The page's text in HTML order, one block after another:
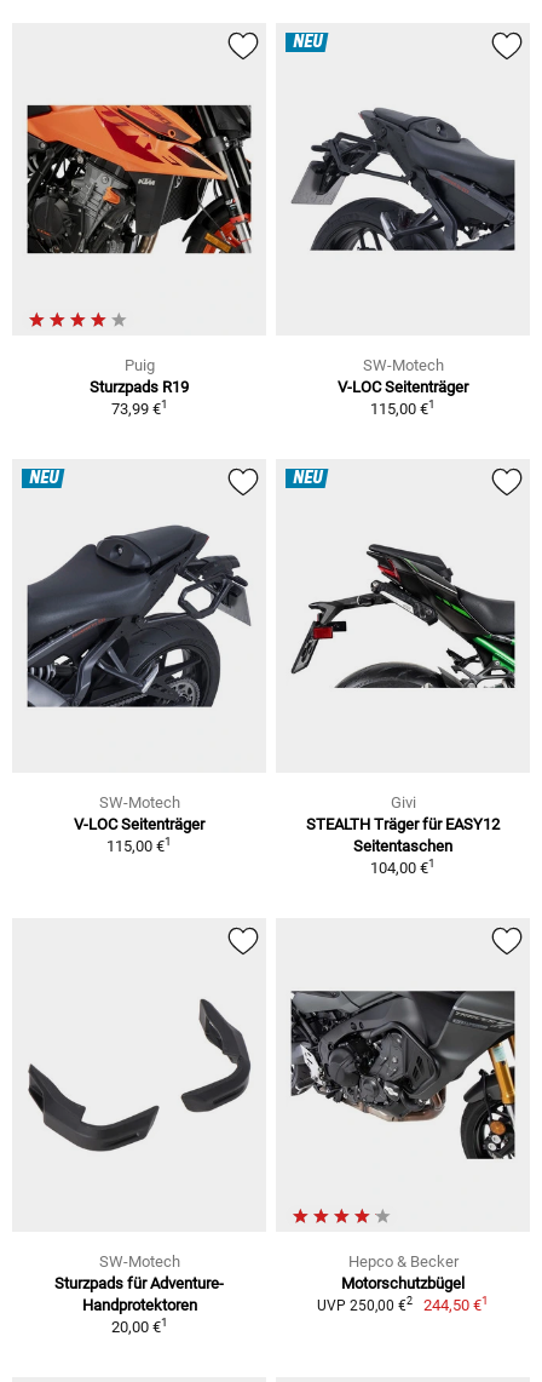
Puig
Sturzpads R19
73,99 €1
NEU
SW-Motech
V-LOC Seitenträger
115,00 €1
NEU
SW-Motech
V-LOC Seitenträger
115,00 €1
NEU
Givi
STEALTH Träger für EASY12
Seitentaschen
104,00 €1
SW-Motech
Sturzpads für Adventure-
Handprotektoren
20,00 €1
Hepco & Becker
Motorschutzbügel
UVP 250,00 €2 244,50 €1